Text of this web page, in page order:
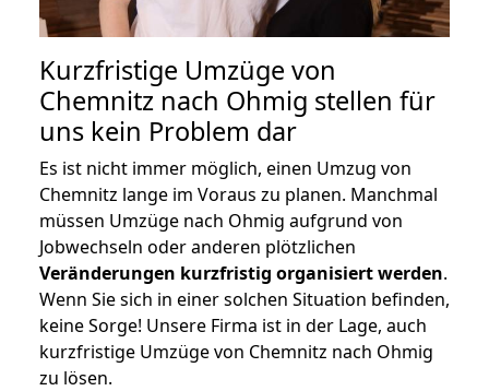
Kurzfristige Umzüge von
Chemnitz nach Ohmig stellen für
uns kein Problem dar
Es ist nicht immer möglich, einen Umzug von
Chemnitz lange im Voraus zu planen. Manchmal
müssen Umzüge nach Ohmig aufgrund von
Jobwechseln oder anderen plötzlichen
Veränderungen kurzfristig organisiert werden.
Wenn Sie sich in einer solchen Situation befinden,
keine Sorge! Unsere Firma ist in der Lage, auch
kurzfristige Umzüge von Chemnitz nach Ohmig
zu lösen.